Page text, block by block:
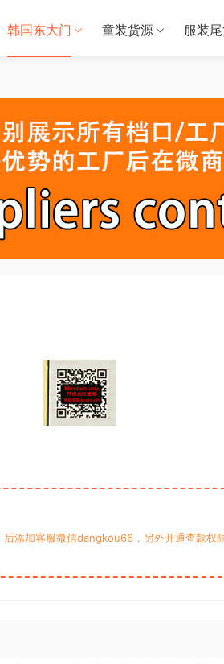
韩国东大门 童装货源 服装
添加客服微信dangkou66，另外开通查款权